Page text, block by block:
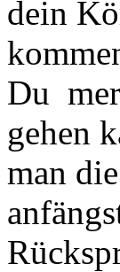
dein
Du
gehen
man